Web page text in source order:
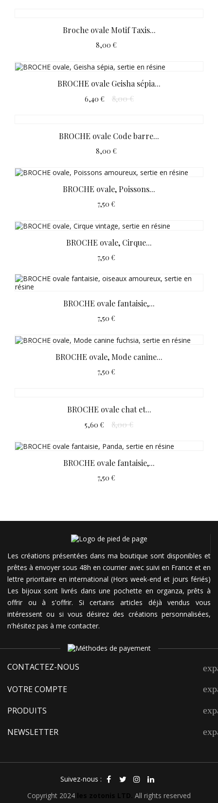
Broche ovale Motif Taxis...
8,00 €
BROCHE ovale Geisha sépia...
6,40 € 8,00 €
BROCHE ovale Code barre...
8,00 €
BROCHE ovale, Poissons...
7,50 €
BROCHE ovale, Cirque...
7,50 €
BROCHE ovale fantaisie,...
7,50 €
BROCHE ovale, Mode canine...
7,50 €
BROCHE ovale chat et...
5,60 € 8,00 €
BROCHE ovale fantaisie,...
7,50 €
Les créations présentées dans ma boutique sont disponibles et
prêtes à envoyer sous 48h en courrier avec suivi en France et en
lettre prioritaire en international (Hors week-end et jours fériés)
Les bijoux sont livrés dans une pochette en organza, prêts à
offrir ou à s'offrir. Si certains articles déjà vendus vous
intéressent ou si vous désirez des créations personnalisées,
n'hésitez pas à me contacter.
CONTACTEZ-NOUS
VOTRE COMPTE
PRODUITS
NEWSLETTER
Suivez-nous :
Copyright 2024
All rights reserved